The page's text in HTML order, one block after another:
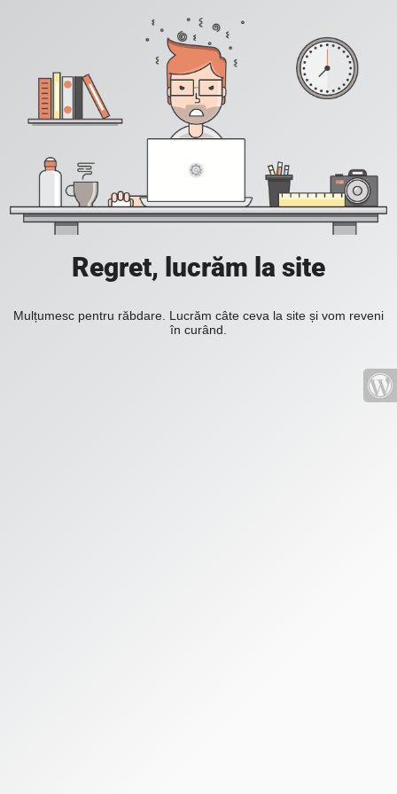
Regret, lucrăm la site
Mulțumesc pentru răbdare. Lucrăm câte ceva la site și vom reveni
în curând.